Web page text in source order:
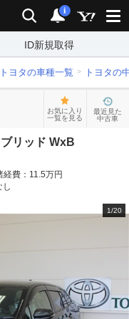
検索 通知
i
ID新規取得
トヨタの車種一覧 トヨタの
お気に入り
一覧を見る
最近見た
中古車
リッド WxB
経費： 11.5万円
し
1/20